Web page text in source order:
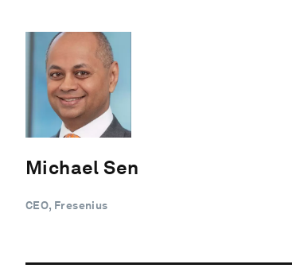
Michael Sen
CEO, Fresenius